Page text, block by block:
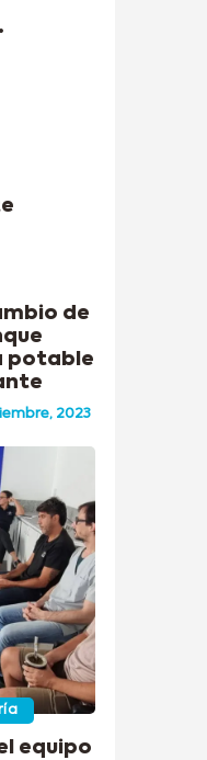
de
potable
2023
equipo